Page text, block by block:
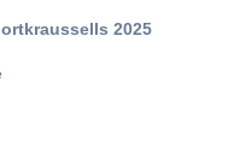
2025